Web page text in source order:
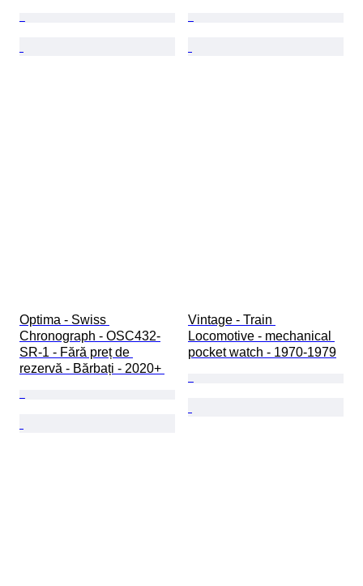
Optima - Swiss
Chronograph - OSC432-
SR-1 - Fără preț de
rezervă - Bărbați - 2020+
Vintage - Train
Locomotive - mechanical
pocket watch - 1970-1979